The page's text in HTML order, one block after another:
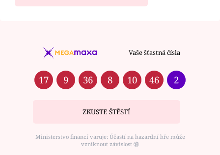
Vaše šťastná čísla
17 9 36 8 10 46 2
ZKUSTE ŠTĚSTÍ
Ministerstvo financí varuje: Účastí na hazardní hře může
vzniknout závislost ⑱